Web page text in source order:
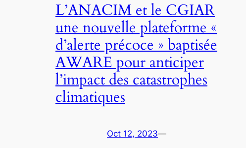
L’ANACIM et le CGIAR
une nouvelle plateforme «
d’alerte précoce » baptisée
AWARE pour anticiper
l’impact des catastrophes
climatiques
Oct 12, 2023—